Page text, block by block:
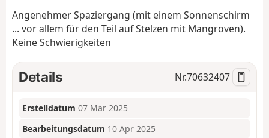
g
o
n
Angenehmer Spaziergang (mit einem Sonnenschirm
... vor allem für den Teil auf Stelzen mit Mangroven).
Keine Schwierigkeiten
Details Nr.70632407
Erstelldatum 07 Mär 2025
Bearbeitungsdatum 10 Apr 2025